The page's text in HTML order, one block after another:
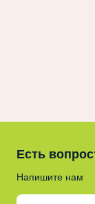
Есть
Напишите нам